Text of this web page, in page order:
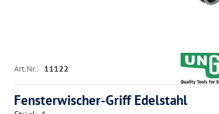
Art.Nr.: 11122
Fensterwischer-Griff Edelstahl